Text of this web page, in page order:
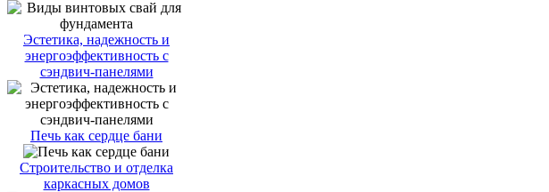
Эстетика, надежность и
энергоэффективность с
сэндвич-панелями
Печь как сердце бани
Строительство и отделка
каркасных домов